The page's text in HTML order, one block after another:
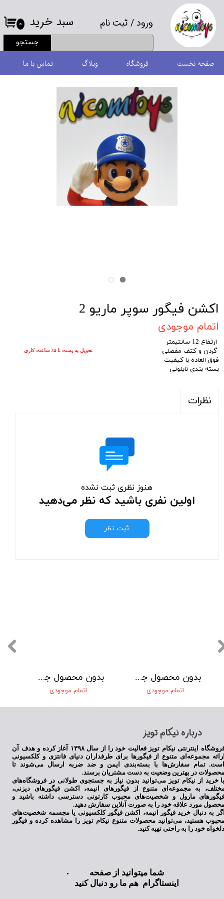
ورود/ ثبت نام
حساب کاربری من
تغییر گذر واژه
سفارشات
خروج از حساب کاربری
جستجو
۰ سبد خرید
صفحه نخست فروشگاه وبلاگ تماس با ما
اکشن فیگور سوپر ماریو 2
اتمام موجودی
ارتفاع 12 سانتیمتر
گردن و کتف مفصلی
فوق العاده با کیفیت
بسته بندی نایلونی
نظرات
هنوز نظری ثبت نشده
اولین نفری باشید که نظر می‌دهید
ثبت نظر
بدون محصول جهت نمایش
اتمام موجودی
بدون محصول جهت نمایش
اتمام موجودی
تحویل به پست تا 24 ساعت کاری
​درباره نیکام تویز
فروشگاه اینترنتی نیکام تویز فعالیت خود را از سال ۱۳۹۸ آغاز کرده و هدف آن
مجموعه‌ای متنوع از فیگورها برای طرفداران دنیای فانتزی و کلکسیونی
تمام سفارش‌ها با بسته‌بندی ایمن و ضد ضربه ارسال می‌شوند تا
در بهترین وضعیت به دست مشتریان برسند.
خرید از نیکام تویز می‌توانید بدون نیاز به جستجوی طولانی در فروشگاه‌های
به مجموعه‌ای متنوع از فیگورهای انیمه، اکشن فیگورهای دیزنی،
مارول و شخصیت‌های محبوب کارتونی دسترسی داشته باشید و
مورد علاقه خود را به صورت آنلاین سفارش دهید.
به دنبال خرید فیگور انیمه، اکشن فیگور کلکسیونی یا مجسمه شخصیت‌های
هستید، می‌توانید محصولات متنوع نیکام تویز را مشاهده کرده و فیگور
خود را به راحتی تهیه کنید.
شما میتوانید از صفحه
اینستاگرام هم ما رو دنبال کنید